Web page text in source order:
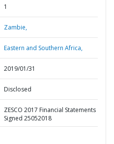
1
Zambie,
Eastern and Southern Africa,
2019/01/31
Disclosed
ZESCO 2017 Financial Statements
Signed 25052018